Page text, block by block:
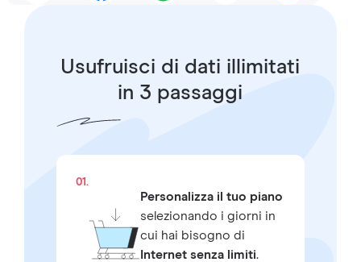
Usufruisci di dati illimitati
in 3 passaggi
01.
Personalizza il tuo piano
selezionando i giorni in
cui hai bisogno di
Internet senza limiti.